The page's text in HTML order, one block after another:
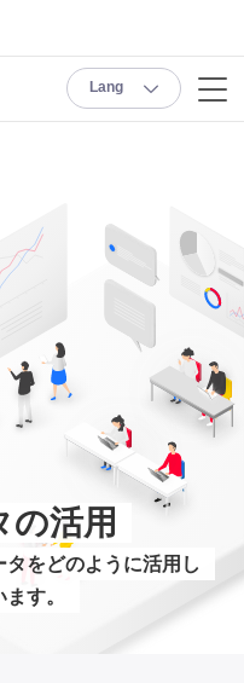
活用
をどのように活用し
す。
Lang